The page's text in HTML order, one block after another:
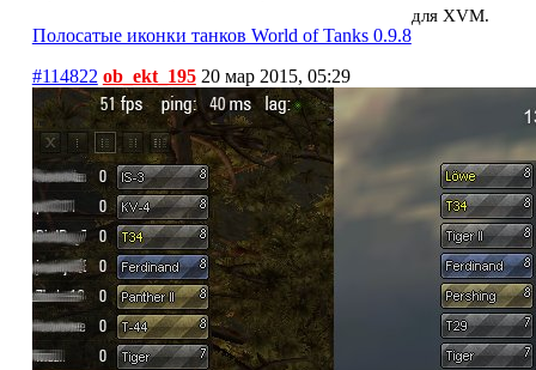
Полосатые иконки танков World of Tanks 0.9.8
#114822 ob_ekt_195 20 мар 2015, 05:29
для XVM.